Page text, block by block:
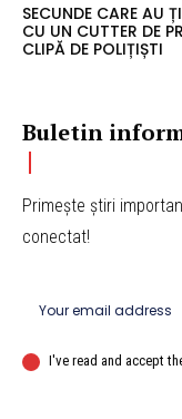
SECUNDE CARE AU
CU UN CUTTER DE
CLIPĂ DE POLIȚIȘTI
Buletin
Primește știri
conectat!
I've read and accept